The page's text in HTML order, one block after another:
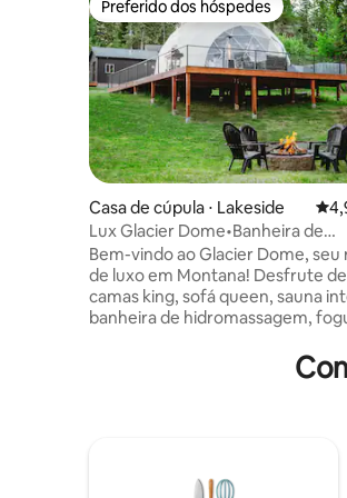
Preferido dos hóspedes
Preferido dos hóspedes
Casa de cúpula ⋅ Lakeside
Lux Glacier Dome•Banheira de
FlatheadLake
Bem-vindo ao Glacier Dome,
de luxo em Montana! Desfrute
camas king, sofá queen, sauna
banheira de hidromassagem,
cozinha, lavadora/secadora e Wi-
rápido. A uma curta caminhada
no deck assistindo veados